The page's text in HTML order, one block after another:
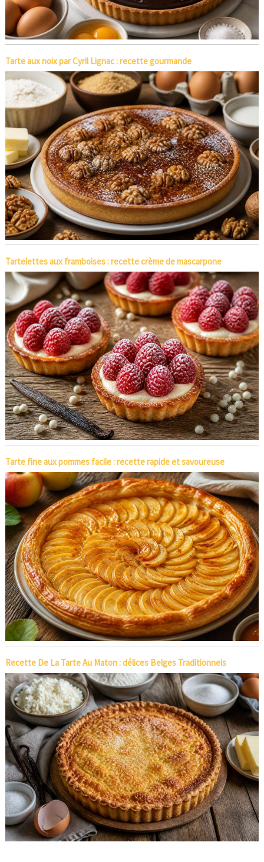
Tarte aux noix par Cyril Lignac : recette gourmande
Tartelettes aux framboises : recette crème de mascarpone
Tarte fine aux pommes facile : recette rapide et savoureuse
Recette De La Tarte Au Maton : délices Belges Traditionnels